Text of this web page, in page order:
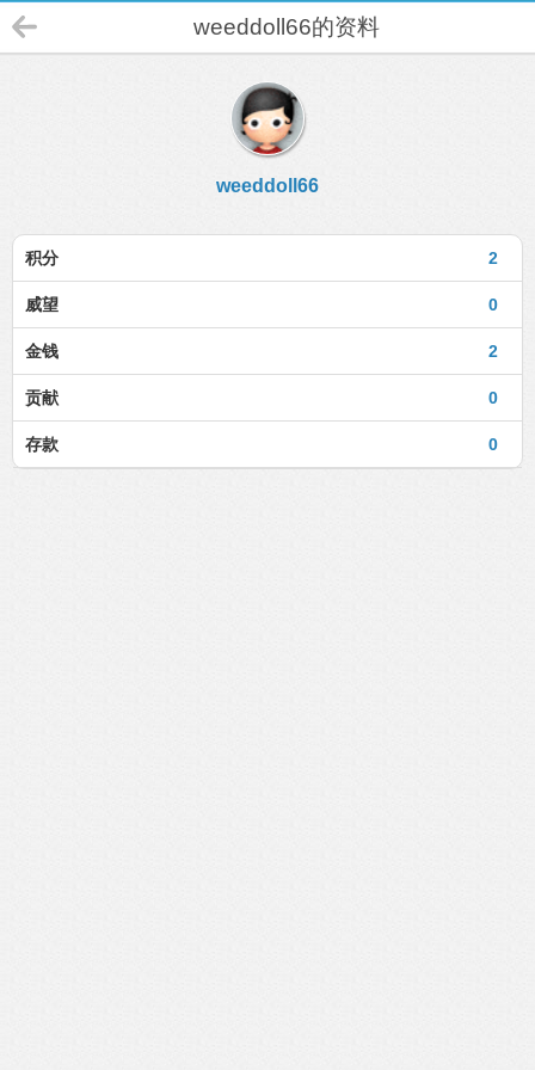
weeddoll66的资料
weeddoll66
2
积分
0
威望
2
金钱
0
贡献
0
存款